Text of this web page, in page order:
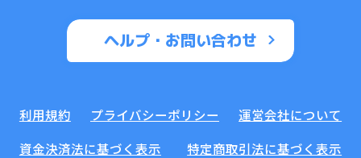
ヘルプ・お問い合わせ
利用規約 プライバシーポリシー
運営会社について
資金決済法に基づく表示
特定商取引法に基づく表示